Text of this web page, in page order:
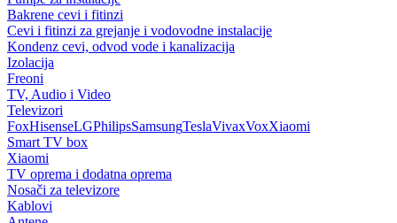
Bakrene cevi i fitinzi
Cevi i fitinzi za grejanje i vodovodne instalacije
Kondenz cevi, odvod vode i kanalizacija
Izolacija
Freoni
TV, Audio i Video
Televizori
FoxHisenseLGPhilipsSamsungTeslaVivaxVoxXiaomi
Smart TV box
Xiaomi
TV oprema i dodatna oprema
Nosači za televizore
Kablovi